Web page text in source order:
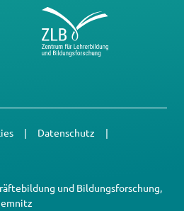
Datenschutz
und Bildungsforschung,